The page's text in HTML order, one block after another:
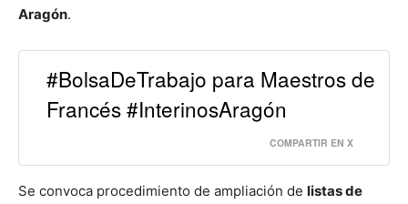
Aragón.
#BolsaDeTrabajo para Maestros de
Francés #InterinosAragón
COMPARTIR EN X
Se convoca procedimiento de ampliación de listas de